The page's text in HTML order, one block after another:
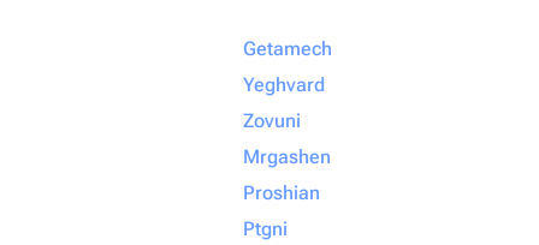
Getamech
Yeghvard
Zovuni
Mrgashen
Proshian
Ptgni